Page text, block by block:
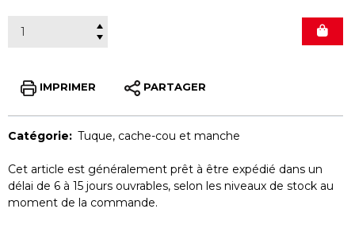
IMPRIMER PARTAGER
Catégorie: Tuque, cache-cou et manche
Cet article est généralement prêt à être expédié dans un
délai de 6 à 15 jours ouvrables, selon les niveaux de stock au
moment de la commande.